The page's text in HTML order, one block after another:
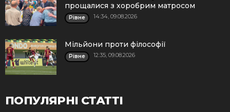
прощалися з хоробрим матросом
Рівне 14:34, 09.08.2026
Мільйони проти філософії
Рівне 12:35, 09.08.2026
ПОПУЛЯРНІ СТАТТІ